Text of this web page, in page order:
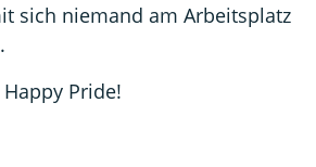
sich niemand am Arbeitsplatz
Pride!